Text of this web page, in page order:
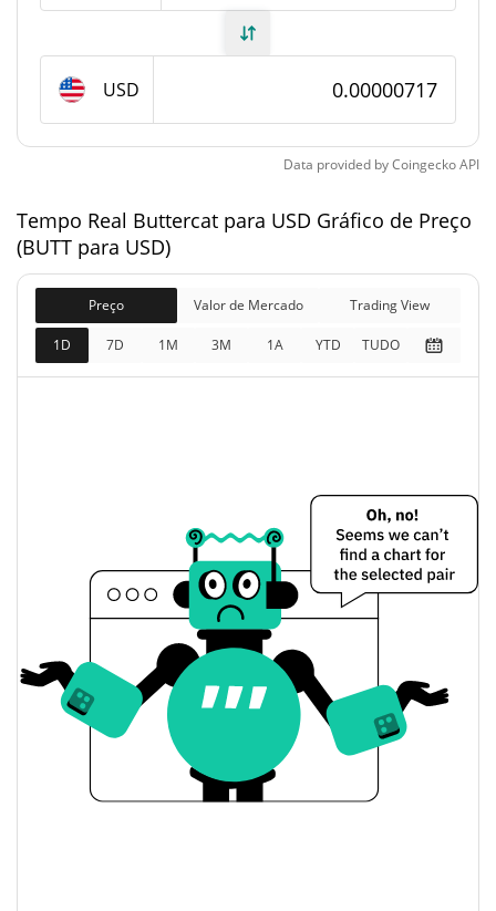
circulação
Fornecimento total
1,000,000,000 BUTT
Buttercat Capitalização de mercado
Capitalização de
mercado
$7,166.57
0.95%
Totalmente diluído
Limite de mercado
$7,166.57
0.93%
$0.0000072689852
Abertura / Fecho de
$0.0000071986656 /
$0.0000072689852
A mudança de ontem
Volume de ontem $43.543588
Histórico do preço do Buttercat
USD
Data provided byCoingeckoAPI
Tempo Real Buttercat para USD Gráfico de Preço
(BUTT para USD)
Preço Valor de Mercado Trading View
1D 7D 1M 3M 1A YTD TUDO